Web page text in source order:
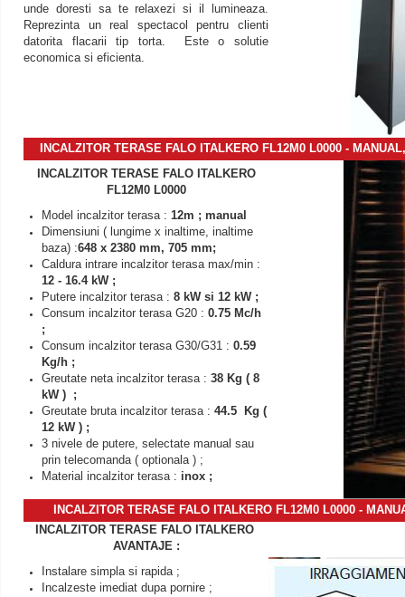
unde doresti sa te relaxezi si il lumineaza.
Reprezinta un real spectacol pentru clienti
datorita flacarii tip torta. Este o solutie
economica si eficienta.
INCALZITOR TERASE FALO ITALKERO FL12M0 L0000 -
INCALZITOR TERASE FALO ITALKERO
FL12M0 L0000
Model incalzitor terasa : 12m ; manual
Dimensiuni ( lungime x inaltime, inaltime
baza) :648 x 2380 mm, 705 mm;
Caldura intrare incalzitor terasa max/min :
12 - 16.4 kW ;
Putere incalzitor terasa : 8 kW si 12 kW ;
Consum incalzitor terasa G20 : 0.75 Mc/h
;
Consum incalzitor terasa G30/G31 : 0.59
Kg/h ;
Greutate neta incalzitor terasa : 38 Kg ( 8
kW ) ;
Greutate bruta incalzitor terasa : 44.5 Kg (
12 kW ) ;
3 nivele de putere, selectate manual sau
prin telecomanda ( optionala ) ;
Material incalzitor terasa : inox ;
INCALZITOR TERASE FALO ITALKERO FL12M0 L0000 -
INCALZITOR TERASE FALO ITALKERO
AVANTAJE :
Instalare simpla si rapida ;
Incalzeste imediat dupa pornire ;